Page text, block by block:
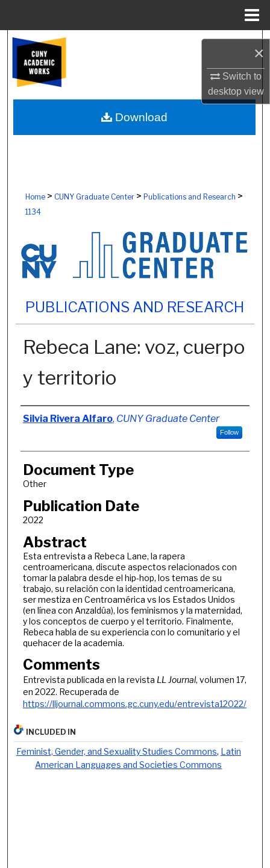
×
Switch to
desktopview
Browse Colleges, Schools, Centers
My Account
About
Home> CUNY Graduate Center> Publications and Research >
1134
PUBLICATIONS AND RESEARCH
Rebeca Lane: voz, cuerpo
y territorio
Authors
Silvia Rivera Alfaro, CUNY Graduate Center
Follow
Document Type
Other
Publication Date
2022
Abstract
Esta entrevista a Rebeca Lane, la rapera
centroamericana, discute aspectos relacionados con
tomar la palabra desde el hip-hop, los temas de su
trabajo, su relación con la identidad centroamericana,
ser mestiza en Centroamérica vs los Estados Unidos
(en línea con Anzaldúa), los feminismos y la maternidad,
y los conceptos de cuerpo y el territorio. Finalmente,
Rebeca habla de su experiencia con lo comunitario y el
quehacer de la academia.
Comments
Entrevista publicada en la revista LL Journal, volumen 17,
en 2022. Recuperada de
https://lljournal.commons.gc.cuny.edu/entrevista12022/
Download
INCLUDED IN
Feminist, Gender, and Sexuality Studies Commons, Latin
American Languages and Societies Commons